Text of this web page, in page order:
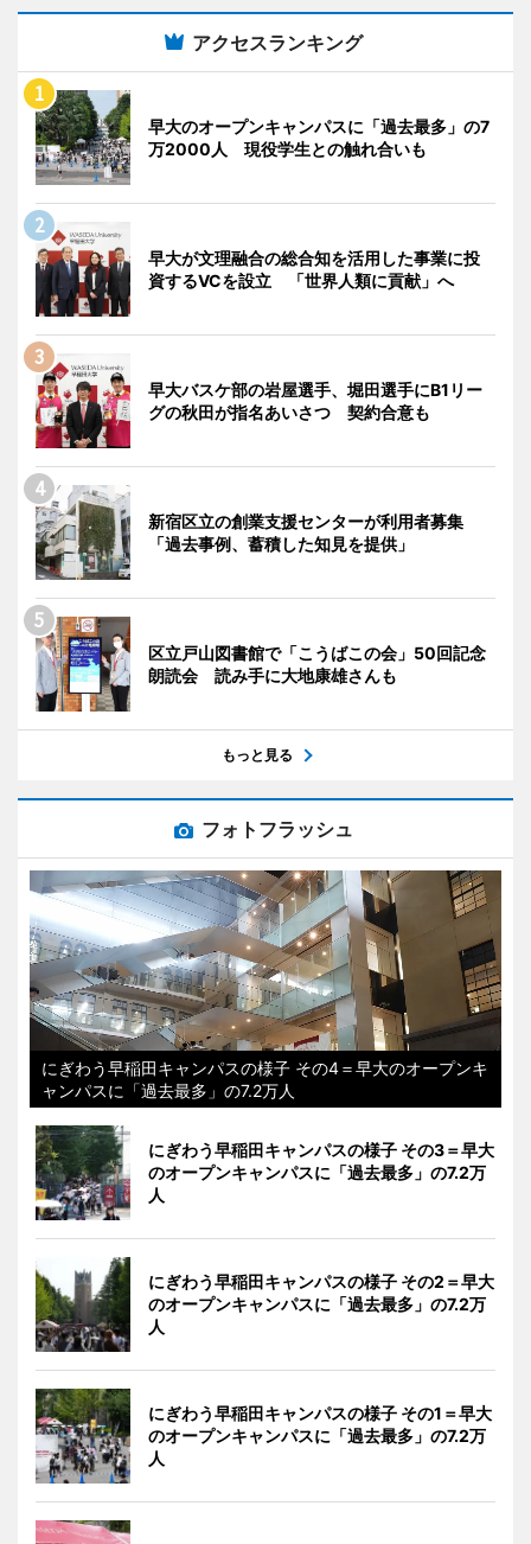
アクセスランキング
早大のオープンキャンパスに「過去最多」の7
万2000人 現役学生との触れ合いも
早大が文理融合の総合知を活用した事業に投
資するVCを設立 「世界人類に貢献」へ
早大バスケ部の岩屋選手、堀田選手にB1リー
グの秋田が指名あいさつ 契約合意も
新宿区立の創業支援センターが利用者募集
「過去事例、蓄積した知見を提供」
区立戸山図書館で「こうばこの会」50回記念
朗読会 読み手に大地康雄さんも
もっと見る
フォトフラッシュ
にぎわう早稲田キャンパスの様子 その4＝早大のオープンキ
ャンパスに「過去最多」の7.2万人
にぎわう早稲田キャンパスの様子 その3＝早大
のオープンキャンパスに「過去最多」の7.2万
人
にぎわう早稲田キャンパスの様子 その2＝早大
のオープンキャンパスに「過去最多」の7.2万
人
にぎわう早稲田キャンパスの様子 その1＝早大
のオープンキャンパスに「過去最多」の7.2万
人